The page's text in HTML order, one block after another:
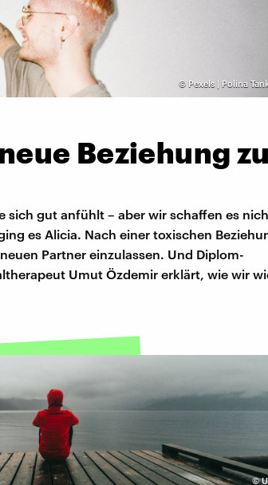
© Pexels | Polina
Beziehung zu
sich gut anfühlt – aber wir schaffen es
es Alicia. Nach einer toxischen
Partner einzulassen. Und Diplom-
Umut Özdemir erklärt, wie wir
©